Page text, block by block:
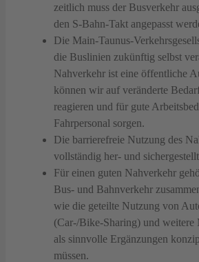
zeitlich muss der Busverkehr
den S-Bahn-Takt angepasst
Die Main-Taunus-
die Buslinien zukünftig selbst
Nahverkehr ist eine öffentliche
können wir auf veränderte
reagieren und für gute
Fahrpersonal sorgen.
Die barrierefreie Nutzung des
vollständig her- und
Für einen guten Nahverkehr
Bus- und Bahnverkehr
wie die geteilte Nutzung von
(Car-/Bike-Sharing) und weitere
als sinnvolle Ergänzungen
müssen.